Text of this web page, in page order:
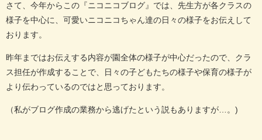
さて、今年からこの『ニコニコブログ』では、先生方が各クラスの
様子を中心に、可愛いニコニコちゃん達の日々の様子をお伝えして
おります。
昨年まではお伝えする内容が園全体の様子が中心だったので、クラ
ス担任が作成することで、日々の子どもたちの様子や保育の様子が
より伝わっているのではと思っております。
（私がブログ作成の業務から逃げたという説もありますが…。)